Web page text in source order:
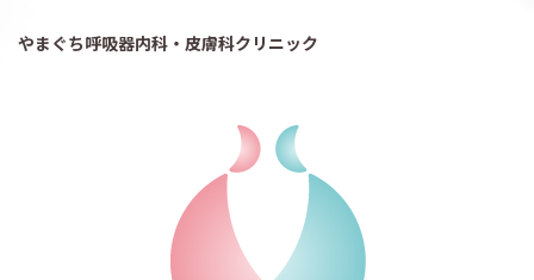
やまぐち呼吸器内科・皮膚科クリニック